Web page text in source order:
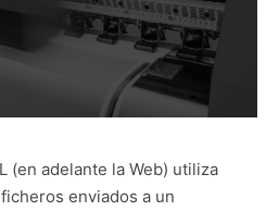
(en adelante la Web) utiliza
enviados a un